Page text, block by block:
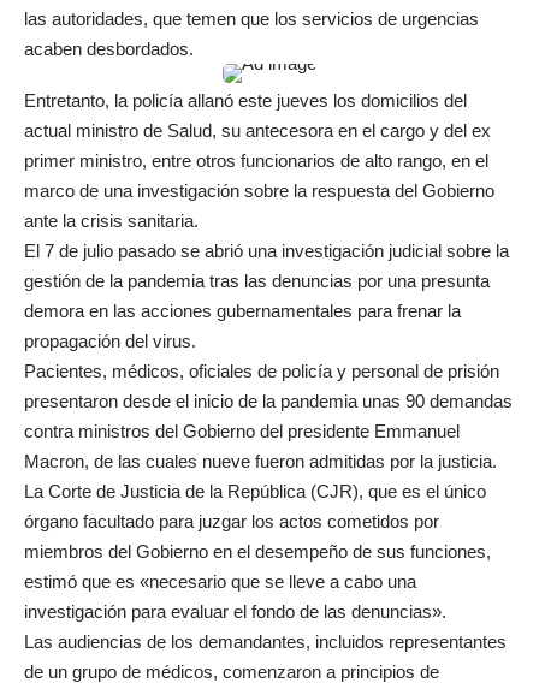
las autoridades, que temen que los servicios de urgencias
acaben desbordados.
Entretanto, la policía allanó este jueves los domicilios del
actual ministro de Salud, su antecesora en el cargo y del ex
primer ministro, entre otros funcionarios de alto rango, en el
marco de una investigación sobre la respuesta del Gobierno
ante la crisis sanitaria.
El 7 de julio pasado se abrió una investigación judicial sobre la
gestión de la pandemia tras las denuncias por una presunta
demora en las acciones gubernamentales para frenar la
propagación del virus.
Pacientes, médicos, oficiales de policía y personal de prisión
presentaron desde el inicio de la pandemia unas 90 demandas
contra ministros del Gobierno del presidente Emmanuel
Macron, de las cuales nueve fueron admitidas por la justicia.
La Corte de Justicia de la República (CJR), que es el único
órgano facultado para juzgar los actos cometidos por
miembros del Gobierno en el desempeño de sus funciones,
estimó que es «necesario que se lleve a cabo una
investigación para evaluar el fondo de las denuncias».
Las audiencias de los demandantes, incluidos representantes
de un grupo de médicos, comenzaron a principios de